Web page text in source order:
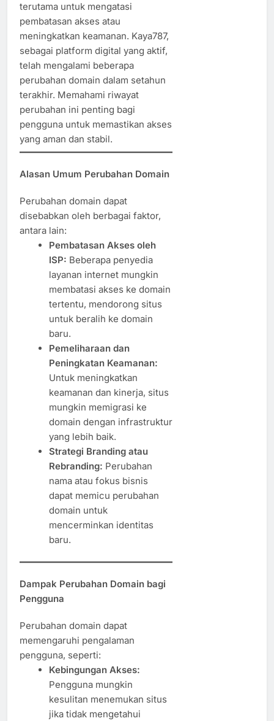
terutama untuk mengatasi
pembatasan akses atau
meningkatkan keamanan. Kaya787,
sebagai platform digital yang aktif,
telah mengalami beberapa
perubahan domain dalam setahun
terakhir. Memahami riwayat
perubahan ini penting bagi
pengguna untuk memastikan akses
yang aman dan stabil.
Alasan Umum Perubahan Domain
Perubahan domain dapat
disebabkan oleh berbagai faktor,
antara lain:
Pembatasan Akses oleh
ISP: Beberapa penyedia
layanan internet mungkin
membatasi akses ke domain
tertentu, mendorong situs
untuk beralih ke domain
baru.
Pemeliharaan dan
Peningkatan Keamanan:
Untuk meningkatkan
keamanan dan kinerja, situs
mungkin memigrasi ke
domain dengan infrastruktur
yang lebih baik.
Strategi Branding atau
Rebranding: Perubahan
nama atau fokus bisnis
dapat memicu perubahan
domain untuk
mencerminkan identitas
baru.
Dampak Perubahan Domain bagi
Pengguna
Perubahan domain dapat
memengaruhi pengalaman
pengguna, seperti:
Kebingungan Akses:
Pengguna mungkin
kesulitan menemukan situs
jika tidak mengetahui